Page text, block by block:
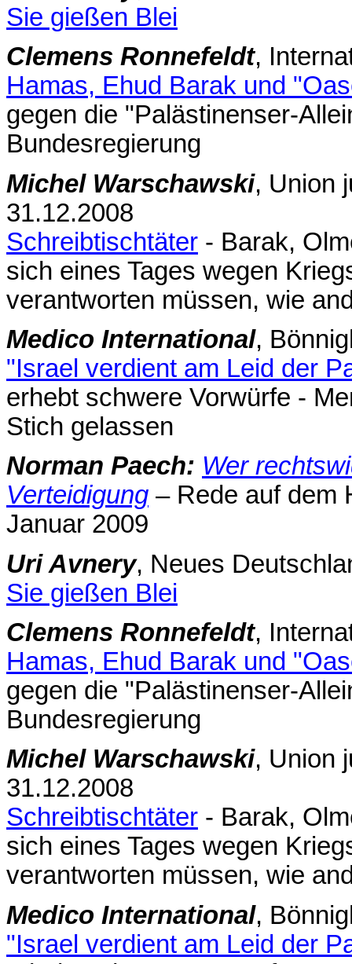
Sie gießen Blei
Clemens Ronnefeldt,
Hamas, Ehud Barak und
gegen die "Palästinenser-
Bundesregierung
Michel Warschawski, Union
31.12.2008
Schreibtischtäter - Barak,
sich eines Tages wegen
verantworten müssen, wie
Medico International,
"Israel verdient am Leid der
erhebt schwere Vorwürfe -
Stich gelassen
Norman Paech: Wer
Verteidigung – Rede auf dem
Januar 2009
Uri Avnery, Neues
Sie gießen Blei
Clemens Ronnefeldt,
Hamas, Ehud Barak und
gegen die "Palästinenser-
Bundesregierung
Michel Warschawski, Union
31.12.2008
Schreibtischtäter - Barak,
sich eines Tages wegen
verantworten müssen, wie
Medico International,
"Israel verdient am Leid der